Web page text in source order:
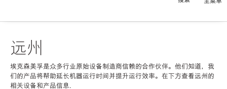
远州
埃克森美孚是众多行业原始设备制造商信赖的合作伙伴。他们知道，我
们的产品将帮助延长机器运行时间并提升运行效率。在下方查看远州的
相关设备和产品信息.